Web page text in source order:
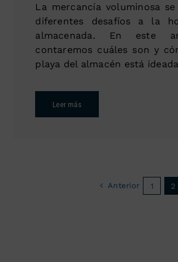
La mercancía voluminosa
diferentes desafíos a la
almacenada. En este
contaremos cuáles son y
playa del almacén está
Leer más
Anterior 1 2